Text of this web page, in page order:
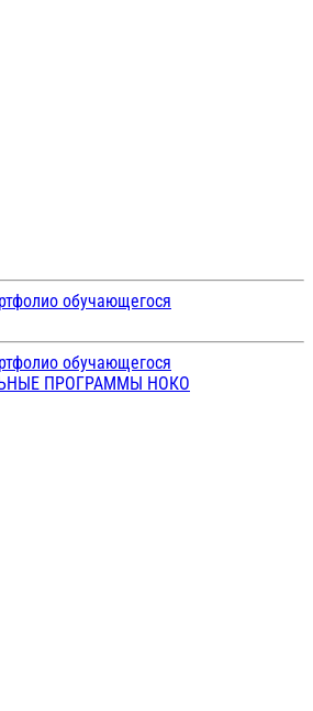
обучающегося
обучающегося
ПРОГРАММЫ НОКО